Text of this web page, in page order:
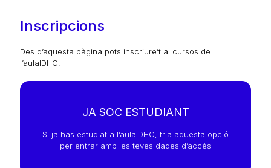
Inscripcions
Des d’aquesta pàgina pots inscriure’t al cursos de
l’aulaIDHC.
JA SOC ESTUDIANT
Si ja has estudiat a l’aulaIDHC, tria aquesta opció
per entrar amb les teves dades d’accés